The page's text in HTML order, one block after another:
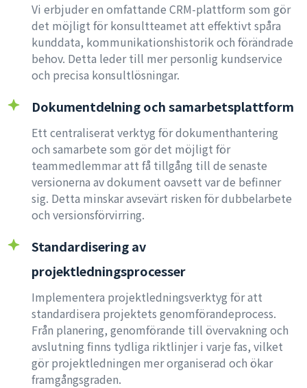
Vi erbjuder en omfattande CRM-plattform som gör
det möjligt för konsultteamet att effektivt spåra
kunddata, kommunikationshistorik och förändrade
behov. Detta leder till mer personlig kundservice
och precisa konsultlösningar.
Dokumentdelning och samarbetsplattform
Ett centraliserat verktyg för dokumenthantering
och samarbete som gör det möjligt för
teammedlemmar att få tillgång till de senaste
versionerna av dokument oavsett var de befinner
sig. Detta minskar avsevärt risken för dubbelarbete
och versionsförvirring.
Standardisering av
projektledningsprocesser
Implementera projektledningsverktyg för att
standardisera projektets genomförandeprocess.
Från planering, genomförande till övervakning och
avslutning finns tydliga riktlinjer i varje fas, vilket
gör projektledningen mer organiserad och ökar
framgångsgraden.